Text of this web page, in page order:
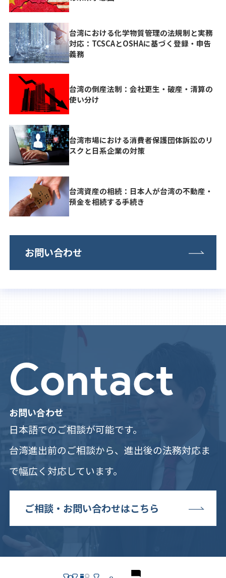
台湾における化学物質管理の法規制と実務
対応：TCSCAとOSHAに基づく登録・申告
義務
台湾の倒産法制：会社更生・破産・清算の
使い分け
台湾市場における消費者保護団体訴訟のリ
スクと日系企業の対策
台湾資産の相続：日本人が台湾の不動産・
預金を相続する手続き
お問い合わせ
Contact
お問い合わせ
日本語でのご相談が可能です。
台湾進出前のご相談から、進出後の法務対応ま
で幅広く対応しています。
ご相談・お問い合わせはこちら